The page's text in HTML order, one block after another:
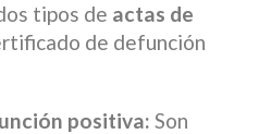
tipos de actas de
de defunción
positiva: Son